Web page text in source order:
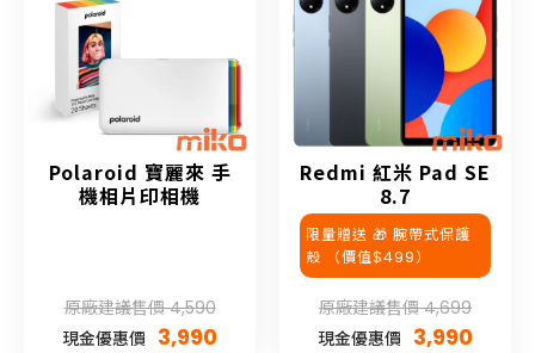
Polaroid 寶麗來 手
機相片印相機
原廠建議售價 4,590
現金優惠價 3,990
Redmi 紅米 Pad SE
8.7
限量贈送 🎁 腕帶式保護
殼 （價值$499）
原廠建議售價 4,699
現金優惠價 3,990